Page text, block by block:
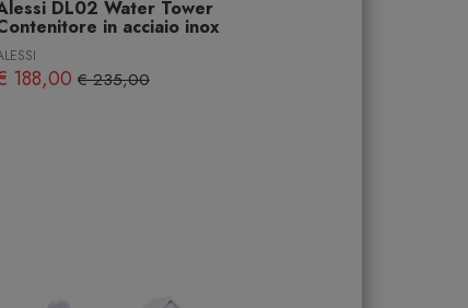
DL02 Water Tower
in acciaio inox
188,00 € 235,00